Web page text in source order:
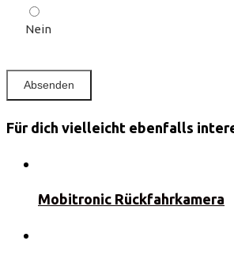
Nein
Für dich vielleicht ebenfalls
Mobitronic Rückfahrkamera